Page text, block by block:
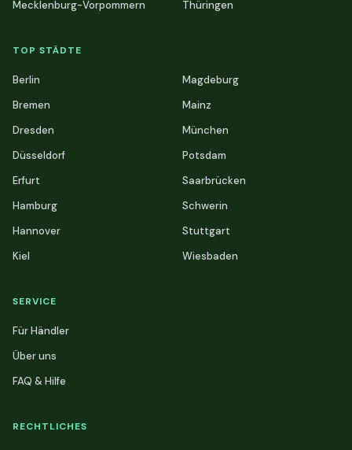
Mecklenburg-Vorpommern
Thüringen
TOP STÄDTE
Berlin
Bremen
Dresden
Düsseldorf
Erfurt
Hamburg
Hannover
Kiel
Magdeburg
Mainz
München
Potsdam
Saarbrücken
Schwerin
Stuttgart
Wiesbaden
SERVICE
Für Händler
Über uns
FAQ & Hilfe
RECHTLICHES